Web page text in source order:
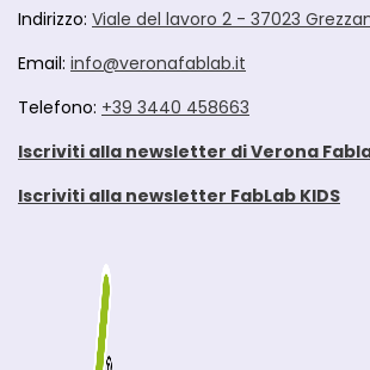
Indirizzo: Viale del lavoro 2 - 37023
Email: info@veronafablab.it
Telefono: +39 3440 458663
Iscriviti alla newsletter di Verona
Iscriviti alla newsletter FabLab KIDS